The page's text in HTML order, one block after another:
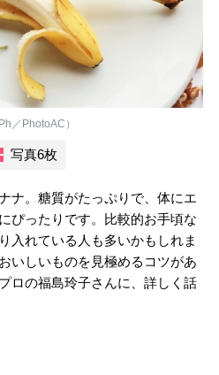
／PhotoAC）
写真6枚
ナ。糖質がたっぷりで、体にエ
ぴったりです。比較的お手頃な
入れている人も多いかもしれま
いしいものを見極めるコツがあ
ロの福島玲子さんに、詳しく話